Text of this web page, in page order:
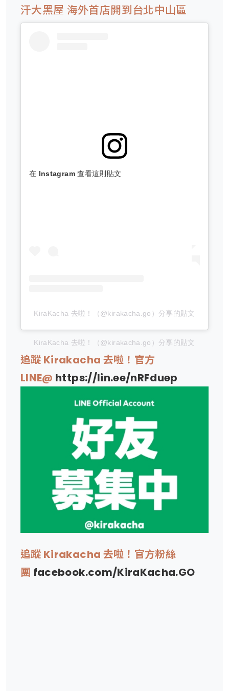
汗大黑屋 海外首店開到台北中山區
在 Instagram 查看這則貼文
KiraKacha 去啦！（@kirakacha.go）分享的貼文
KiraKacha 去啦！（@kirakacha.go）分享的貼文
追蹤 Kirakacha 去啦！官方
LINE@ https://lin.ee/nRFduep
追蹤 Kirakacha 去啦！官方粉絲
團 facebook.com/KiraKacha.GO